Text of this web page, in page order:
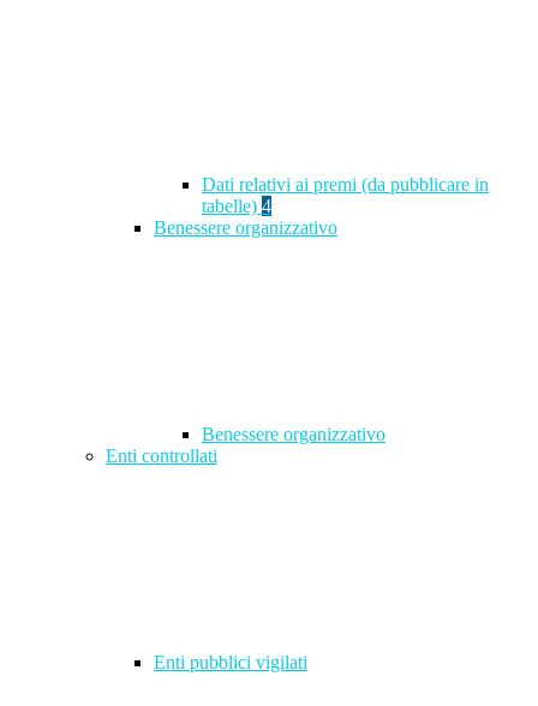
Dati relativi ai premi (da pubblicare in
tabelle) 4
Benessere organizzativo
Benessere organizzativo
Enti controllati
Enti pubblici vigilati